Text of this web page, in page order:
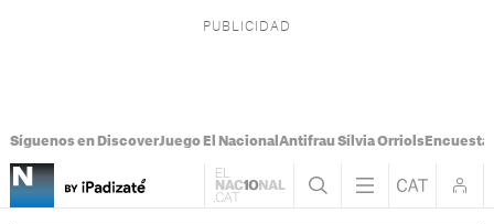
Síguenos en DiscoverJuego El Nacional Antifrau Sílvia OrriolsEncuesta